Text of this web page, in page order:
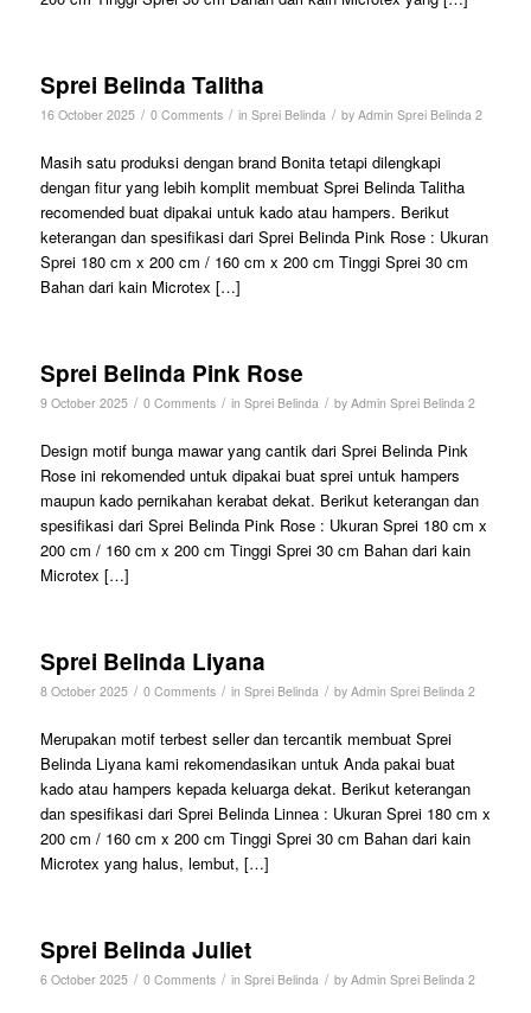
Sprei Belinda Talitha
16 October 2025 / 0 Comments / in Sprei Belinda / by Admin Sprei Belinda 2
Masih satu produksi dengan brand Bonita tetapi dilengkapi
dengan fitur yang lebih komplit membuat Sprei Belinda Talitha
recomended buat dipakai untuk kado atau hampers. Berikut
keterangan dan spesifikasi dari Sprei Belinda Pink Rose : Ukuran
Sprei 180 cm x 200 cm / 160 cm x 200 cm Tinggi Sprei 30 cm
Bahan dari kain Microtex […]
Sprei Belinda Pink Rose
9 October 2025 / 0 Comments / in Sprei Belinda / by Admin Sprei Belinda 2
Design motif bunga mawar yang cantik dari Sprei Belinda Pink
Rose ini rekomended untuk dipakai buat sprei untuk hampers
maupun kado pernikahan kerabat dekat. Berikut keterangan dan
spesifikasi dari Sprei Belinda Pink Rose : Ukuran Sprei 180 cm x
200 cm / 160 cm x 200 cm Tinggi Sprei 30 cm Bahan dari kain
Microtex […]
Sprei Belinda Liyana
8 October 2025 / 0 Comments / in Sprei Belinda / by Admin Sprei Belinda 2
Merupakan motif terbest seller dan tercantik membuat Sprei
Belinda Liyana kami rekomendasikan untuk Anda pakai buat
kado atau hampers kepada keluarga dekat. Berikut keterangan
dan spesifikasi dari Sprei Belinda Linnea : Ukuran Sprei 180 cm x
200 cm / 160 cm x 200 cm Tinggi Sprei 30 cm Bahan dari kain
Microtex yang halus, lembut, […]
Sprei Belinda Juliet
6 October 2025 / 0 Comments / in Sprei Belinda / by Admin Sprei Belinda 2